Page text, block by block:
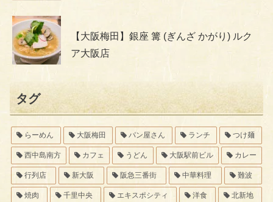
【大阪梅田】銀座 篝 (ぎんざ かがり) ルク
ア大阪店
タグ
らーめん 大阪梅田 パン屋さん ランチ つけ麺
西中島南方 カフェ うどん 大阪駅前ビル カレー
行列店 新大阪 阪急三番街 中華料理 難波
焼肉 千里中央 エキスポシティ 洋食 北新地